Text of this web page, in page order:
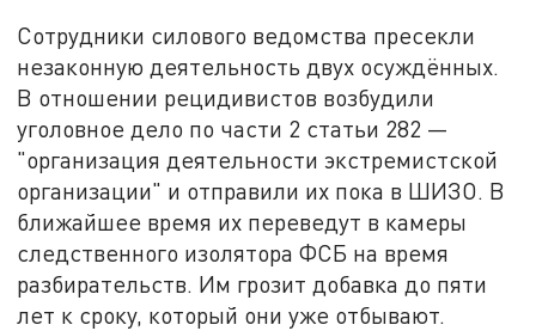
Сотрудники силового ведомства пресекли
незаконную деятельность двух осуждённых.
В отношении рецидивистов возбудили
уголовное дело по части 2 статьи 282 —
"организация деятельности экстремистской
организации" и отправили их пока в ШИЗО. В
ближайшее время их переведут в камеры
следственного изолятора ФСБ на время
разбирательств. Им грозит добавка до пяти
лет к сроку, который они уже отбывают.